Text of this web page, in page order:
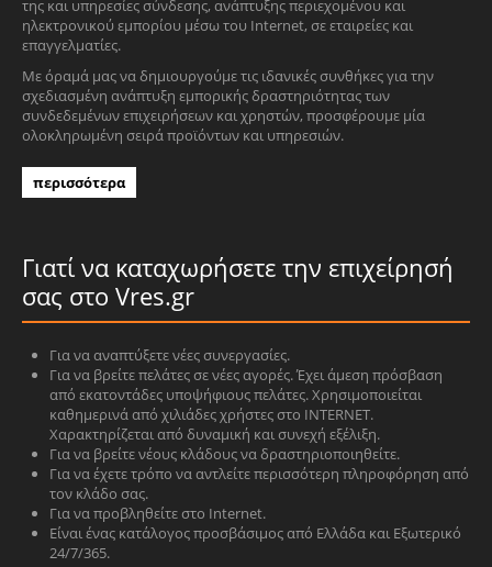
της και υπηρεσίες σύνδεσης, ανάπτυξης περιεχομένου και
ηλεκτρονικού εμπορίου μέσω του Internet, σε εταιρείες και
επαγγελματίες.
Με όραμά μας να δημιουργούμε τις ιδανικές συνθήκες για την
σχεδιασμένη ανάπτυξη εμπορικής δραστηριότητας των
συνδεδεμένων επιχειρήσεων και χρηστών, προσφέρουμε μία
ολοκληρωμένη σειρά προϊόντων και υπηρεσιών.
περισσότερα
Γιατί να καταχωρήσετε την επιχείρησή
σας στο Vres.gr
Για να αναπτύξετε νέες συνεργασίες.
Για να βρείτε πελάτες σε νέες αγορές. Έχει άμεση πρόσβαση
από εκατοντάδες υποψήφιους πελάτες. Χρησιμοποιείται
καθημερινά από χιλιάδες χρήστες στο INTERNET.
Χαρακτηρίζεται από δυναμική και συνεχή εξέλιξη.
Για να βρείτε νέους κλάδους να δραστηριοποιηθείτε.
Για να έχετε τρόπο να αντλείτε περισσότερη πληροφόρηση από
τον κλάδο σας.
Για να προβληθείτε στο Internet.
Είναι ένας κατάλογος προσβάσιμος από Ελλάδα και Εξωτερικό
24/7/365.